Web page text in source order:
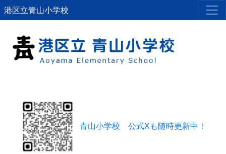
港区立青山小学校
青山小学校 公式Xも随時更新中！